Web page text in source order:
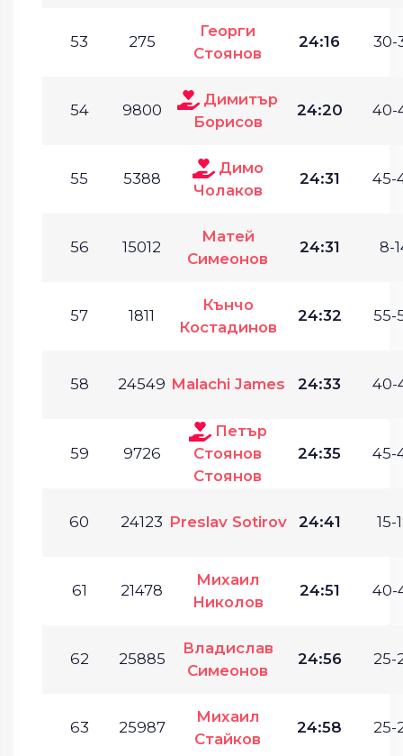
53 275
Георги
Стоянов
24:16 30-
54 9800
Димитър
Борисов
24:20 40-
55 5388
Димо
Чолаков
24:31 45-
56 15012
Матей
Симеонов
24:31 8-
57 1811
Кънчо
Костадинов
24:32 55-
58 24549 Malachi James 24:33 40-
59 9726
Петър
Стоянов
Стоянов
24:35 45-
60 24123 Preslav Sotirov 24:41 15-
61 21478
Михаил
Николов
24:51 40-
62 25885
Владислав
Симеонов
24:56 25-
63 25987
Михаил
Стайков
24:58 25-